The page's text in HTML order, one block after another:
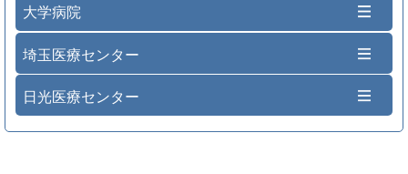
大学病院
埼玉医療センター
日光医療センター